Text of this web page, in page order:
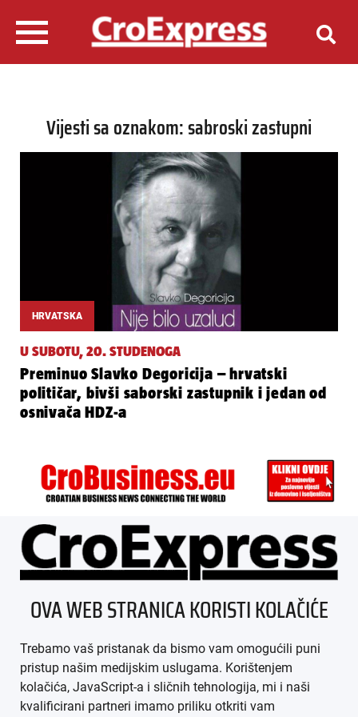
Vijesti sa oznakom: sabroski zastupni
HRVATSKA
U SUBOTU, 20. STUDENOGA
Preminuo Slavko Degoricija – hrvatski
političar, bivši saborski zastupnik i jedan od
osnivača HDZ-a
ÜBER UNS
IMPRESSUM
AGB
DATENSCHUTZ
OVA WEB STRANICA KORISTI KOLAČIĆE
Trebamo vaš pristanak da bismo vam omogućili puni
pristup našim medijskim uslugama. Korištenjem
kolačića, JavaScript-a i sličnih tehnologija, mi i naši
kvalificirani partneri imamo priliku otkriti vam